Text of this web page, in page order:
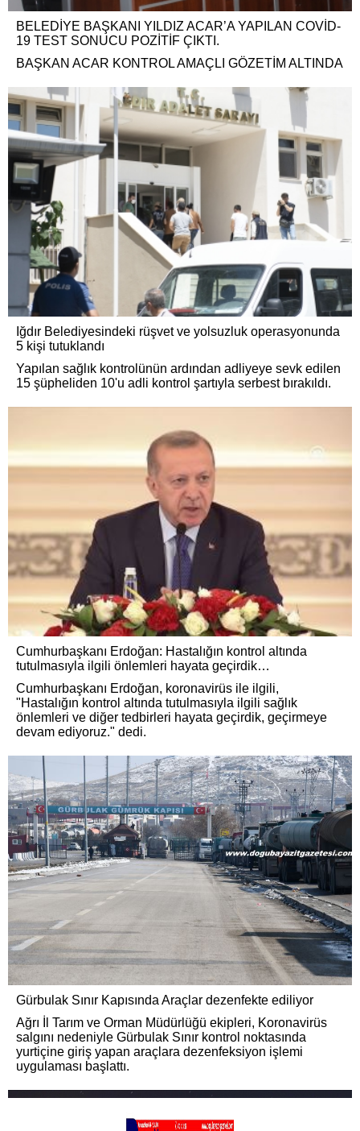
BELEDİYE BAŞKANI YILDIZ ACAR’A YAPILAN COVİD-
19 TEST SONUCU POZİTİF ÇIKTI.
BAŞKAN ACAR KONTROL AMAÇLI GÖZETİM ALTINDA
Iğdır Belediyesindeki rüşvet ve yolsuzluk operasyonunda
5 kişi tutuklandı
Yapılan sağlık kontrolünün ardından adliyeye sevk edilen
15 şüpheliden 10'u adli kontrol şartıyla serbest bırakıldı.
Cumhurbaşkanı Erdoğan: Hastalığın kontrol altında
tutulmasıyla ilgili önlemleri hayata geçirdik…
Cumhurbaşkanı Erdoğan, koronavirüs ile ilgili,
"Hastalığın kontrol altında tutulmasıyla ilgili sağlık
önlemleri ve diğer tedbirleri hayata geçirdik, geçirmeye
devam ediyoruz." dedi.
Gürbulak Sınır Kapısında Araçlar dezenfekte ediliyor
Ağrı İl Tarım ve Orman Müdürlüğü ekipleri, Koronavirüs
salgını nedeniyle Gürbulak Sınır kontrol noktasında
yurtiçine giriş yapan araçlara dezenfeksiyon işlemi
uygulaması başlattı.